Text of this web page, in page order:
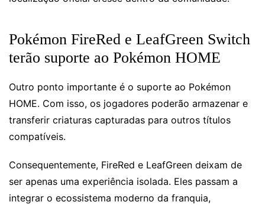
Pokémon FireRed e LeafGreen Switch
terão suporte ao Pokémon HOME
Outro ponto importante é o suporte ao Pokémon
HOME. Com isso, os jogadores poderão armazenar e
transferir criaturas capturadas para outros títulos
compatíveis.
Consequentemente, FireRed e LeafGreen deixam de
ser apenas uma experiência isolada. Eles passam a
integrar o ecossistema moderno da franquia,